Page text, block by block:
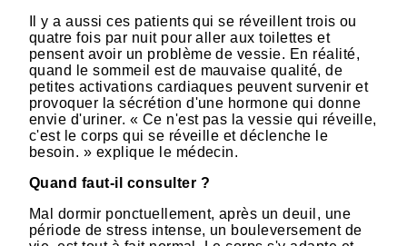
Il y a aussi ces patients qui se réveillent trois ou
quatre fois par nuit pour aller aux toilettes et
pensent avoir un problème de vessie. En réalité,
quand le sommeil est de mauvaise qualité, de
petites activations cardiaques peuvent survenir et
provoquer la sécrétion d'une hormone qui donne
envie d'uriner. « Ce n'est pas la vessie qui réveille,
c'est le corps qui se réveille et déclenche le
besoin. » explique le médecin.
Quand faut-il consulter ?
Mal dormir ponctuellement, après un deuil, une
période de stress intense, un bouleversement de